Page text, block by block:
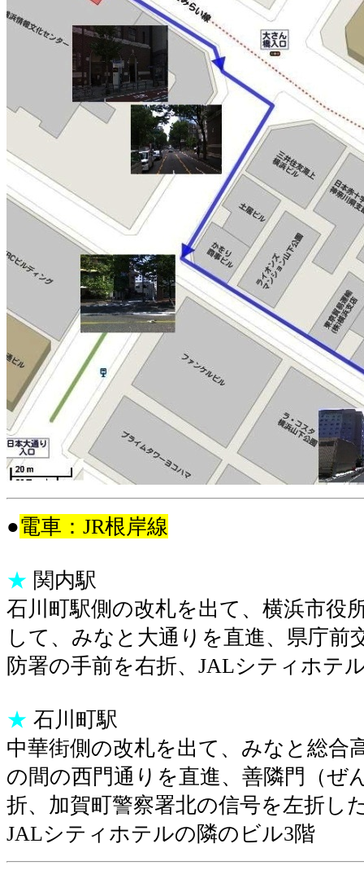
●電車： JR根岸線
★ 関内駅
石川町駅側の改札を出て、横浜市役
して、みなと大通りを直進、県庁前
防署の手前を右折、JALシティホテ
★ 石川町駅
中華街側の改札を出て、みなと総合
の間の西門通りを直進、善隣門（ぜ
折、加賀町警察署北の信号を左折し
JALシティホテルの隣のビル3階